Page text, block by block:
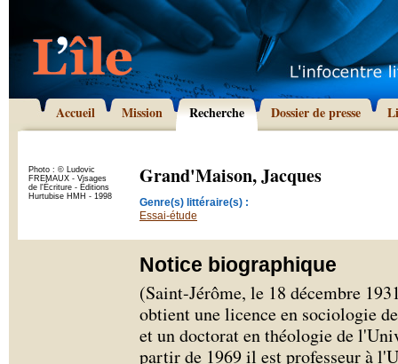
Accueil Mission Recherche Dossier de presse
Photo : © Ludovic
FREMAUX - Visages
de l'Écriture - Éditions
Hurtubise HMH - 1998
Grand'Maison, Jacques
Genre(s) littéraire(s) :
Essai-étude
Notice biographique
(Saint-Jérôme, le 18 décembre
obtient une licence en sociologie
et un doctorat en théologie de
partir de 1969 il est professeur à